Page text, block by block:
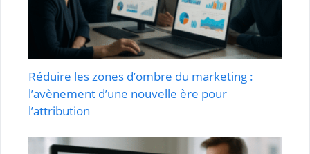
Réduire les zones d’ombre du marketing :
l’avènement d’une nouvelle ère pour
l’attribution